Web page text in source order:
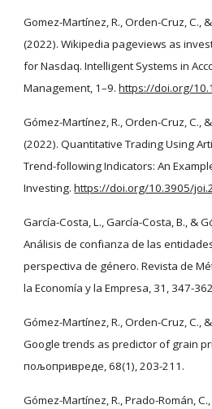
Gomez-Martínez, R., Orden-Cruz, C.,
(2022). Wikipedia pageviews as
for Nasdaq. Intelligent Systems in
Management, 1–9.https://doi.org/
Gómez-Martínez, R., Orden-Cruz, C.,
(2022). Quantitative Trading Using
Trend-following Indicators: An
Investing.https://doi.org/10.3905/
García-Costa, L., García-Costa, B., &
Análisis de confianza de las
perspectiva de género. Revista de
la Economía y la Empresa, 31, 347-
Gómez-Martínez, R., Orden-Cruz, C.,
Google trends as predictor of grain
пољопривреде, 68(1), 203-211.
Gómez-Martínez, R., Prado-Román,